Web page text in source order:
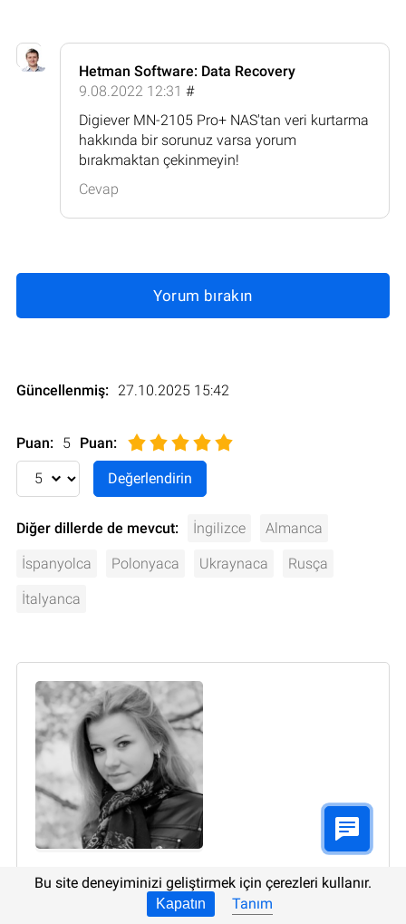
Hetman Software: Data Recovery
9.08.2022 12:31 #
Digiever MN-2105 Pro+ NAS'tan veri kurtarma
hakkında bir sorunuz varsa yorum
bırakmaktan çekinmeyin!
Cevap
Yorum bırakın
Güncellenmiş: 27.10.2025 15:42
Puan: 5 Puan:
Diğer dillerde de mevcut: İngilizce Almanca
İspanyolca Polonyaca Ukraynaca Rusça
İtalyanca
Yazar: Oksana Arabadzhy, Teknik yazar
Oksana Arabadzhy. Ukraynaca-Türkçe, İngilizce-
Bu site deneyiminizi geliştirmek için çerezleri kullanır.
Kapatın Tanım